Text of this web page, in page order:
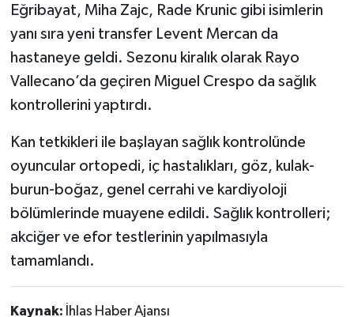
Eğribayat, Miha Zajc, Rade Krunic gibi isimlerin
yanı sıra yeni transfer Levent Mercan da
hastaneye geldi. Sezonu kiralık olarak Rayo
Vallecano’da geçiren Miguel Crespo da sağlık
kontrollerini yaptırdı.
Kan tetkikleri ile başlayan sağlık kontrolünde
oyuncular ortopedi, iç hastalıkları, göz, kulak-
burun-boğaz, genel cerrahi ve kardiyoloji
bölümlerinde muayene edildi. Sağlık kontrolleri;
akciğer ve efor testlerinin yapılmasıyla
tamamlandı.
Kaynak: İhlas Haber Ajansı